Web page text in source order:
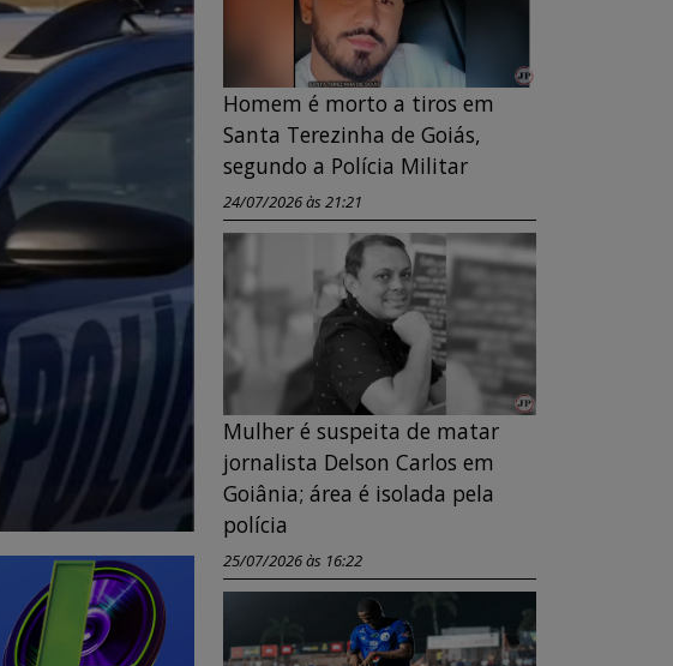
Homem é morto a tiros em
Santa Terezinha de Goiás,
segundo a Polícia Militar
24/07/2026 às 21:21
Mulher é suspeita de matar
jornalista Delson Carlos em
Goiânia; área é isolada pela
polícia
25/07/2026 às 16:22